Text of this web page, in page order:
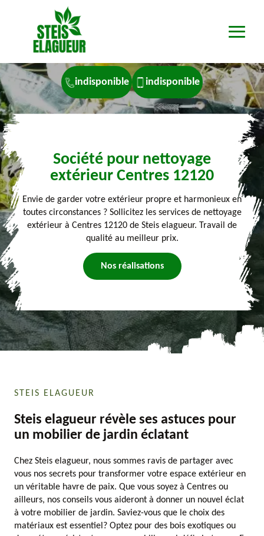
indisponible indisponible
Société pour nettoyage
extérieur Centres 12120
Envie de garder votre extérieur propre et harmonieux en
toutes circonstances ? Sollicitez les services de nettoyage
extérieur à Centres 12120 de Steis elagueur. Travail de
qualité au meilleur prix.
Nos réalisations
STEIS ELAGUEUR
Steis elagueur révèle ses astuces pour
un mobilier de jardin éclatant
Chez Steis elagueur, nous sommes ravis de partager avec
vous nos secrets pour transformer votre espace extérieur en
un véritable havre de paix. Que vous soyez à Centres ou
ailleurs, nos conseils vous aideront à donner un nouvel éclat
à votre mobilier de jardin. Saviez-vous que le choix des
matériaux est essentiel? Optez pour des bois exotiques ou